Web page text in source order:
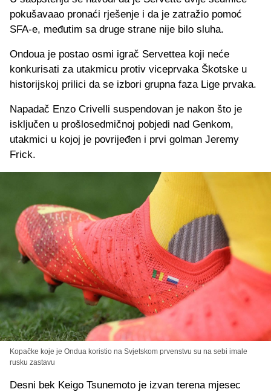
pokušavaao pronaći rješenje i da je zatražio pomoć
SFA-e, međutim sa druge strane nije bilo sluha.
Ondoua je postao osmi igrač Servettea koji neće
konkurisati za utakmicu protiv viceprvaka Škotske u
historijskoj prilici da se izbori grupna faza Lige prvaka.
Napadač Enzo Crivelli suspendovan je nakon što je
isključen u prošlosedmičnoj pobjedi nad Genkom,
utakmici u kojoj je povrijeđen i prvi golman Jeremy
Frick.
Kopačke koje je Ondua koristio na Svjetskom prvenstvu su na sebi imale
rusku zastavu
Desni bek Keigo Tsunemoto je izvan terena mjesec